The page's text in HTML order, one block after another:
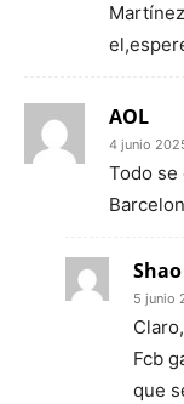
AOL
4 junio
Todo se
Shao
5 junio
Fcb
que